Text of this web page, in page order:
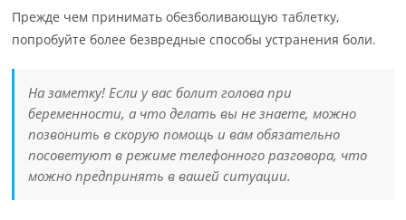
Прежде чем принимать обезболивающую таблетку,
попробуйте более безвредные способы устранения боли.
На заметку! Если у вас болит голова при
беременности, а что делать вы не знаете, можно
позвонить в скорую помощь и вам обязательно
посоветуют в режиме телефонного разговора, что
можно предпринять в вашей ситуации.